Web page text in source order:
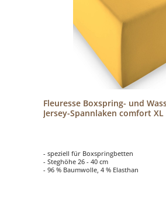
Fleuresse Boxspring- und
Jersey-Spannlaken comfort
- speziell für Boxspringbetten
- Steghöhe 26 - 40 cm
- 96 % Baumwolle, 4 % Elasthan